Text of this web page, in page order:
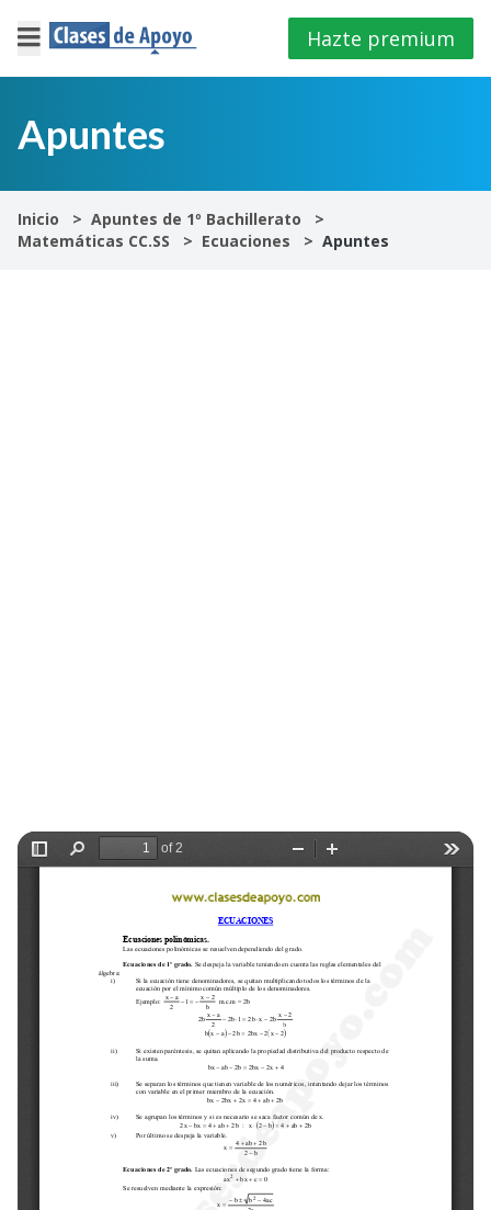
×
sesión
Hazte premium
Apuntes
Inicio
Apuntes de 1º Bachillerato
Matemáticas CC.SS
Ecuaciones Apuntes